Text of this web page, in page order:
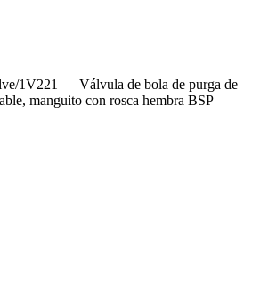
/1V221 — Válvula de bola de purga de
manguito con rosca hembra BSP